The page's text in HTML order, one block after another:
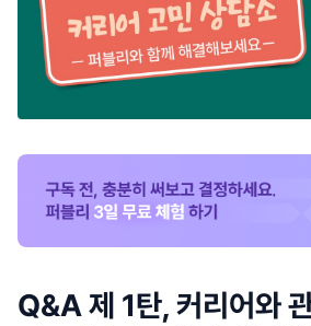
Q&A 제 1탄, 커리어와